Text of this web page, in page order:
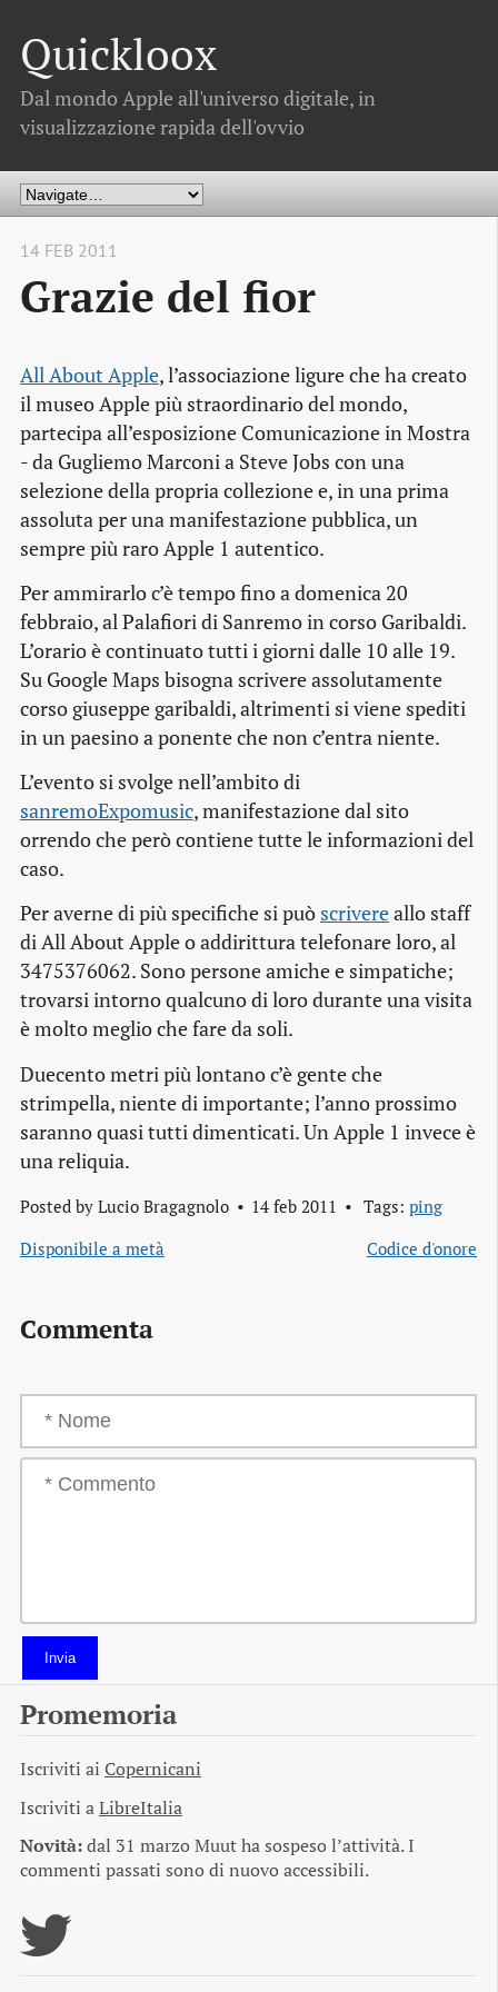
Quickloox
Dal mondo Apple all'universo digitale, in
visualizzazione rapida dell'ovvio
14 FEB 2011
Grazie del fior
All About Apple, l’associazione ligure che ha creato
il museo Apple più straordinario del mondo,
partecipa all’esposizione Comunicazione in Mostra
- da Gugliemo Marconi a Steve Jobs con una
selezione della propria collezione e, in una prima
assoluta per una manifestazione pubblica, un
sempre più raro Apple 1 autentico.
Per ammirarlo c’è tempo fino a domenica 20
febbraio, al Palafiori di Sanremo in corso Garibaldi.
L’orario è continuato tutti i giorni dalle 10 alle 19.
Su Google Maps bisogna scrivere assolutamente
corso giuseppe garibaldi, altrimenti si viene spediti
in un paesino a ponente che non c’entra niente.
L’evento si svolge nell’ambito di
sanremoExpomusic, manifestazione dal sito
orrendo che però contiene tutte le informazioni del
caso.
Per averne di più specifiche si può scrivereallo staff
di All About Apple o addirittura telefonare loro, al
3475376062. Sono persone amiche e simpatiche;
trovarsi intorno qualcuno di loro durante una visita
è molto meglio che fare da soli.
Duecento metri più lontano c’è gente che
strimpella, niente di importante; l’anno prossimo
saranno quasi tutti dimenticati. Un Apple 1 invece è
una reliquia.
Posted by Lucio Bragagnolo 14 feb 2011 Tags: ping
Disponibile a metà
Codice d'onore
Commenta
Invia
Promemoria
Iscriviti ai Copernicani
Iscriviti aLibreItalia
Novità:dal 31 marzo Muut ha sospeso l’attività. I
commenti passati sono di nuovo accessibili.